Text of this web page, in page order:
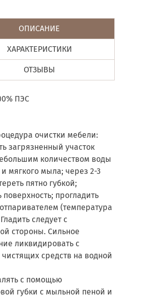
ОПИСАНИЕ
ХАРАКТЕРИСТИКИ
ОТЗЫВЫ
ПЭС
очистки мебели:
загрязненный участок
количеством воды
мягкого мыла; через 2-3
пятно губкой;
прогладить
(температура
следует с
стороны. Сильное
ликвидировать с
средств на водной
с помощью
губки с мыльной пеной и